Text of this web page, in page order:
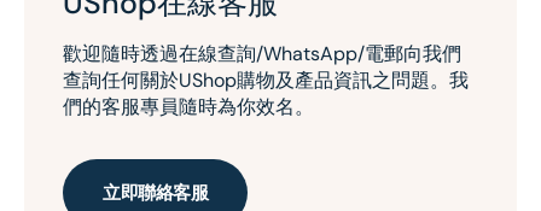
歡迎隨時透過在線查詢/WhatsApp/電郵向我們
查詢任何關於UShop購物及產品資訊之問題。我
們的客服專員隨時為你效名。
立即聯絡客服